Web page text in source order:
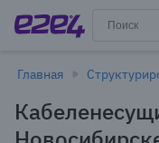
Главная